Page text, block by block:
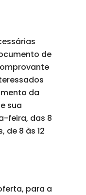
de
da
sua
feira, das 8
de 8 às 12
para a